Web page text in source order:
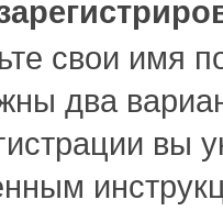
свои имя
два
вы